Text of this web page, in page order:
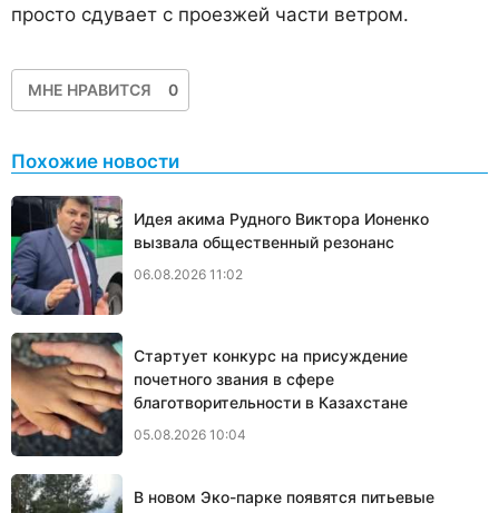
просто сдувает с проезжей части ветром.
МНЕ НРАВИТСЯ 0
Похожие новости
Идея акима Рудного Виктора Ионенко
вызвала общественный резонанс
06.08.2026 11:02
Стартует конкурс на присуждение
почетного звания в сфере
благотворительности в Казахстане
05.08.2026 10:04
В новом Эко-парке появятся питьевые